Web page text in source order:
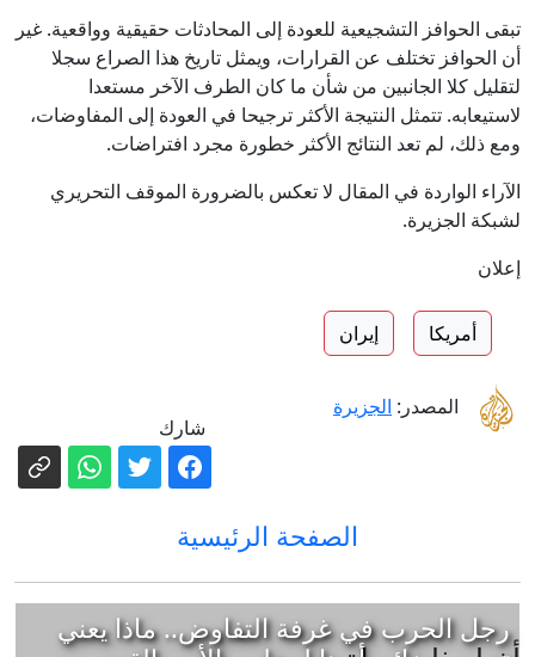
تبقى الحوافز التشجيعية للعودة إلى المحادثات حقيقية وواقعية. غير
أن الحوافز تختلف عن القرارات، ويمثل تاريخ هذا الصراع سجلا
لتقليل كلا الجانبين من شأن ما كان الطرف الآخر مستعدا
لاستيعابه. تتمثل النتيجة الأكثر ترجيحا في العودة إلى المفاوضات،
ومع ذلك، لم تعد النتائج الأكثر خطورة مجرد افتراضات.
الآراء الواردة في المقال لا تعكس بالضرورة الموقف التحريري
لشبكة الجزيرة.
إعلان
أمريكا إيران
المصدر: الجزيرة
شارك
الصفحة الرئيسية
رجل الحرب في غرفة التفاوض.. ماذا يعني